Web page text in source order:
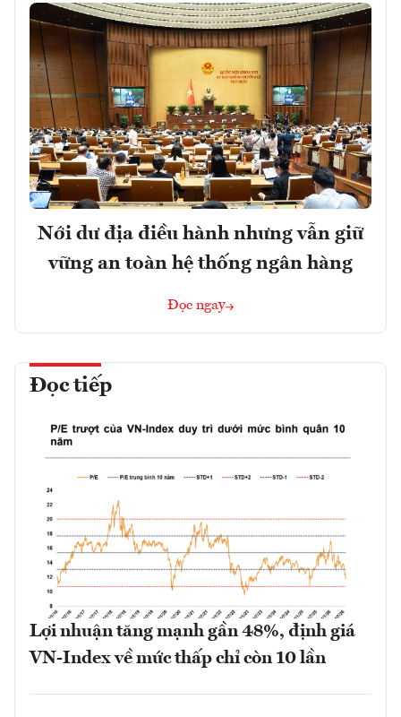
Nới dư địa điều hành nhưng vẫn giữ
vững an toàn hệ thống ngân hàng
Đọc ngay
Đọc tiếp
Lợi nhuận tăng mạnh gần 48%, định giá
VN-Index về mức thấp chỉ còn 10 lần